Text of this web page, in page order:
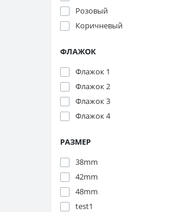
Розовый
Коричневый
ФЛАЖОК
Флажок 1
Флажок 2
Флажок 3
Флажок 4
РАЗМЕР
38mm
42mm
48mm
test1